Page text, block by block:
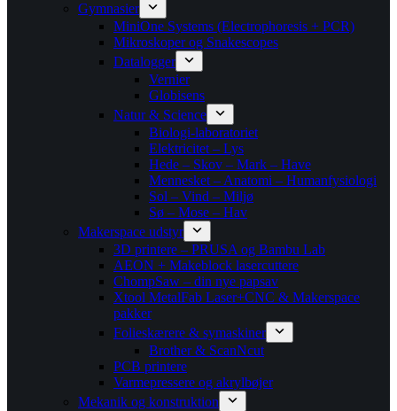
Gymnasier
MiniOne Systems (Electrophoresis + PCR)
Mikroskoper og Snakescopes
Datalogger
Vernier
Globisens
Natur & Science
Biologi-laboratoriet
Elektricitet – Lys
Hede – Skov – Mark – Have
Mennesket – Anatomi – Humanfysiologi
Sol – Vind – Miljø
Sø – Mose – Hav
Makerspace udstyr
3D printere – PRUSA og Bambu Lab
AEON + Makeblock lasercuttere
ChompSaw – din nye papsav
Xtool MetalFab Laser+CNC & Makerspace
pakker
Folieskærere & symaskiner
Brother & ScanNcut
PCB printere
Varmepressere og akrylbøjer
Mekanik og konstruktion